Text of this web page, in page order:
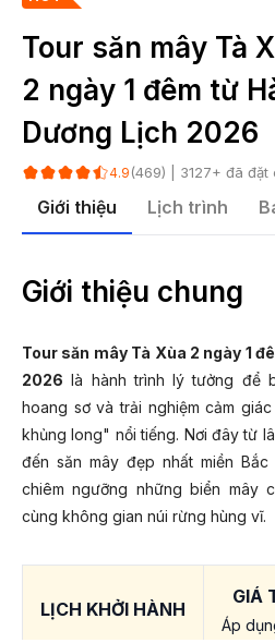
Tour săn mây Tà
2 ngày 1 đêm từ
Dương Lịch 2026
4.9 (469) | 3127+ đã đặt
Giới thiệu Lịch trình
Giới thiệu chung
Tour săn mây Tà Xùa 2 ngày 1
2026 là hành trình lý tưởng để
hoang sơ và trải nghiệm cảm
khủng long" nổi tiếng. Nơi đây từ
đến săn mây đẹp nhất miền
chiêm ngưỡng những biển mây
cùng không gian núi rừng hùng vĩ.
LỊCH KHỞI HÀNH
GIÁ
Áp